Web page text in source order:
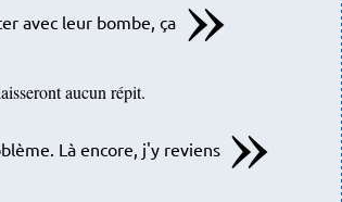
avec leur bombe, ça
aucun répit.
Là encore, j'y reviens